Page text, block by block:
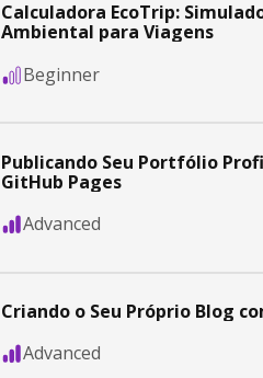
Calculadora EcoTrip:
Ambiental para Viagens
Beginner
Publicando Seu Portfólio
GitHub Pages
Advanced
Criando o Seu Próprio Blog
Advanced